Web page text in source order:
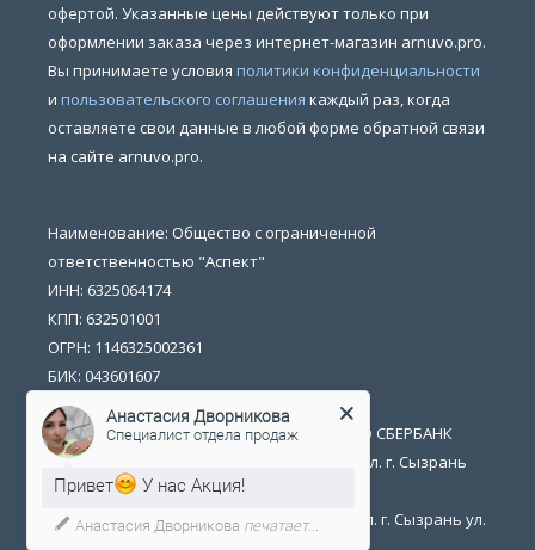
офертой. Указанные цены действуют только при
оформлении заказа через интернет-магазин arnuvo.pro.
Вы принимаете условия политики конфиденциальности
и пользовательского соглашения каждый раз, когда
оставляете свои данные в любой форме обратной связи
на сайте arnuvo.pro.
Наименование: Общество с ограниченной
ответственностью "Аспект"
ИНН: 6325064174
КПП: 632501001
ОГРН: 1146325002361
БИК: 043601607
р/счет: 40702810054400014702
Банк получателя: ПОВОЛЖСКИЙ БАНК ПАО СБЕРБАНК
Юридический адрес: 446026 Самарская обл. г. Сызрань
ул. Обороны 1
Фактический адрес: 446026 Самарская обл. г. Сызрань ул.
Анастасия Дворникова
Специалист отдела продаж
Привет У нас Акция!
Анастасия Дворникова печатает...